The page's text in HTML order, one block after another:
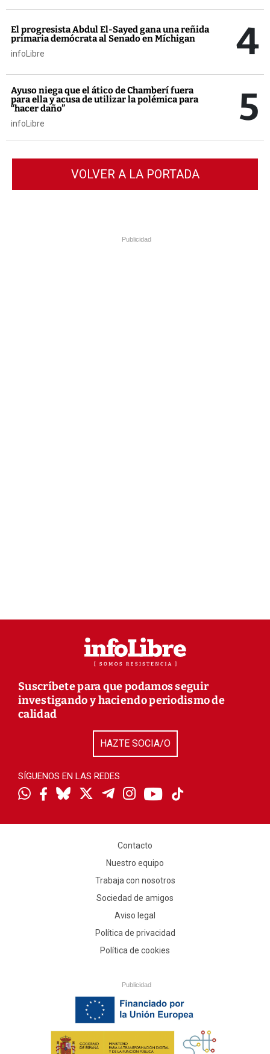
El progresista Abdul El-Sayed gana una reñida
primaria demócrata al Senado en Míchigan
infoLibre 4
Ayuso niega que el ático de Chamberí fuera
para ella y acusa de utilizar la polémica para
“hacer daño”
infoLibre 5
VOLVER A LA PORTADA
Publicidad
Suscríbete para que podamos seguir
investigando y haciendo periodismo de
calidad
HAZTE SOCIA/O
SÍGUENOS EN LAS REDES
Contacto
Nuestro equipo
Trabaja con nosotros
Sociedad de amigos
Aviso legal
Política de privacidad
Política de cookies
Publicidad